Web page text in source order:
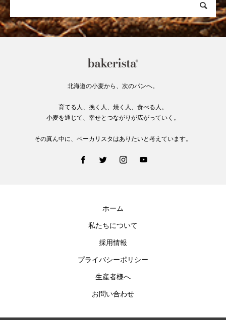
北海道の小麦から、次のパンへ。
育てる人、挽く人、焼く人、食べる人。
小麦を通じて、幸せとつながりが広がっていく。
その真ん中に、ベーカリスタはありたいと考えています。
ホーム
私たちについて
採用情報
プライバシーポリシー
生産者様へ
お問い合わせ